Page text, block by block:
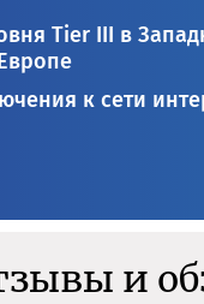
Tier III в
к сети
и